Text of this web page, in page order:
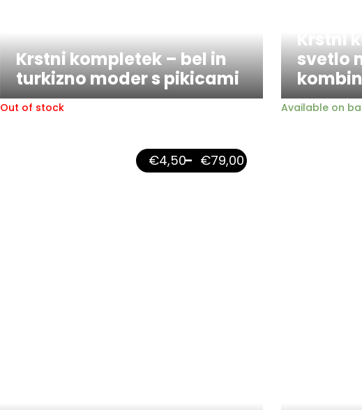
Krstni kompletek – bel in
turkizno moder s pikicami
Out of stock
Krstni
svetlo
Available on
€4,50– €79,00